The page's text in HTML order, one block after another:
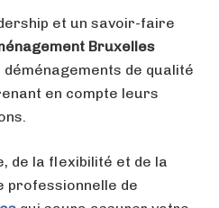
et un savoir-faire
Bruxelles
de qualité
en compte leurs
de la flexibilité et de la
professionnelle de